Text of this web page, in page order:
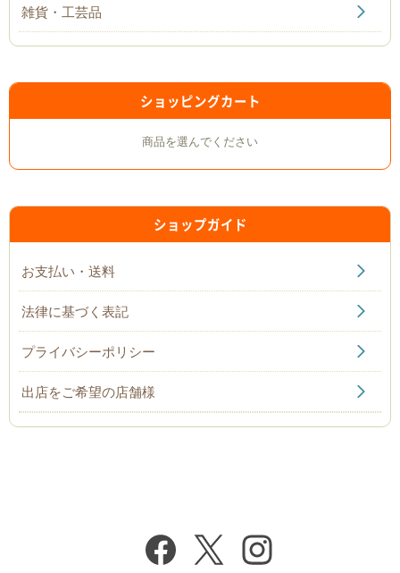
雑貨・工芸品
ショッピングカート
商品を選んでください
ショップガイド
お支払い・送料
法律に基づく表記
プライバシーポリシー
出店をご希望の店舗様